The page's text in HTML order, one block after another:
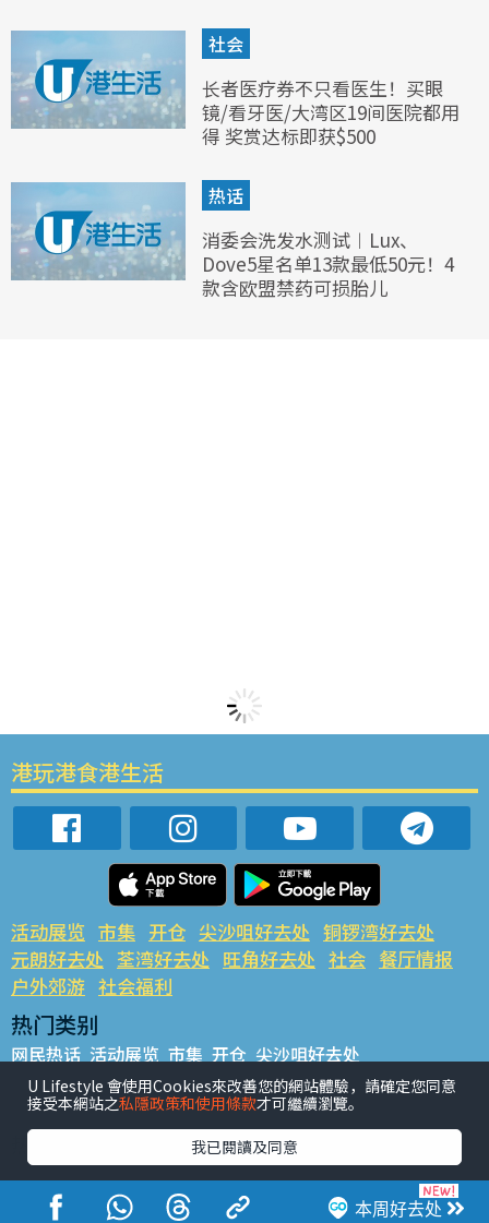
社会
长者医疗券不只看医生！买眼
镜/看牙医/大湾区19间医院都用
得 奖赏达标即获$500
热话
消委会洗发水测试︱Lux、
Dove5星名单13款最低50元！4
款含欧盟禁药可损胎儿
本周好去处
港玩港食港生活
活动展览 市集 开仓 尖沙咀好去处 铜锣湾好去处
元朗好去处 荃湾好去处 旺角好去处 社会 餐厅情报
户外郊游 社会福利
热门类别
网民热话 活动展览 市集 开仓 尖沙咀好去处
铜锣湾好去处 元朗好去处 荃湾好去处 旺角好去处 社会
餐厅情报 户外郊游
热门标签
#UGO揾好去处 #人气活动推介 #美食社群热话
#亲子玩乐好去处
#ULifestyle应用程式
#限时抢
U Lifestyle 會使用Cookies來改善您的網站體驗，請確定您同意
接受本網站之私隱政策和使用條款才可繼續瀏覽。
我已閱讀及同意